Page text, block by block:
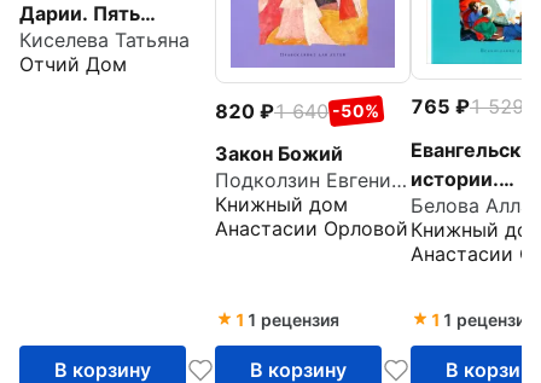
Дарии. Пять
паломничеств по
Истринской земле
Киселева Татьяна
Отчий Дом
В корзину
820 1 640 -50%
Закон Божий
Подколзин Евгений Николаевич
Книжный дом
Анастасии Орловой
1 1 рецензия
В корзину
765 1 529
истории.
детей
Белова Алла
Книжный
Анастасии
1 1 рецензия
В корзину